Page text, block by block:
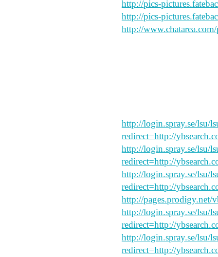
http://pics-
http://pics-
http://
http://login.spray.se/lsu/
redirect=http://
http://login.spray.se/lsu/
redirect=http://
http://login.spray.se/lsu/
redirect=http://
http://pages.prodigy.net/
http://login.spray.se/lsu/
redirect=http://
http://login.spray.se/lsu/
redirect=http://